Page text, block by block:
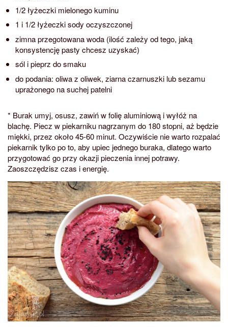
1/2 łyżeczki mielonego kuminu
1 i 1/2 łyżeczki sody oczyszczonej
zimna przegotowana woda (ilość zależy od tego, jaką
konsystencję pasty chcesz uzyskać)
sól i pieprz do smaku
do podania: oliwa z oliwek, ziarna czarnuszki lub sezamu
uprażonego na suchej patelni
* Burak umyj, osusz, zawiń w folię aluminiową i wyłóż na
blachę. Piecz w piekarniku nagrzanym do 180 stopni, aż będzie
miękki, przez około 45-60 minut. Oczywiście nie warto rozpalać
piekarnik tylko po to, aby upiec jednego buraka, dlatego warto
przygotować go przy okazji pieczenia innej potrawy.
Zaoszczędzisz czas i energię.